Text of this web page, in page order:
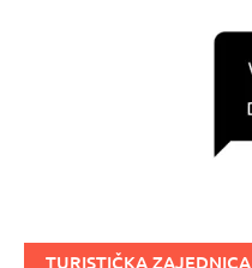
TURISTIČKA ZAJEDNICA